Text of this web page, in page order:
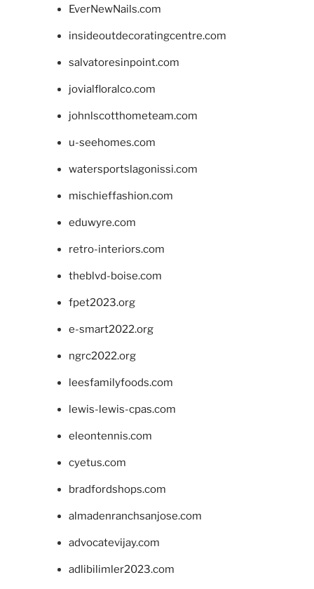
EverNewNails.com
insideoutdecoratingcentre.com
salvatoresinpoint.com
jovialfloralco.com
johnlscotthometeam.com
u-seehomes.com
watersportslagonissi.com
mischieffashion.com
eduwyre.com
retro-interiors.com
theblvd-boise.com
fpet2023.org
e-smart2022.org
ngrc2022.org
leesfamilyfoods.com
lewis-lewis-cpas.com
eleontennis.com
cyetus.com
bradfordshops.com
almadenranchsanjose.com
advocatevijay.com
adlibilimler2023.com